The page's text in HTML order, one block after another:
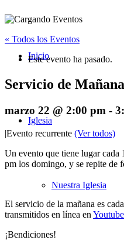
Inicio
Iglesia
Nuestra Iglesia
« Todos los Eventos
Este evento ha pasado.
Servicio de Mañana
marzo 22 @ 2:00 pm -
|Evento recurrente (Ver todos)
Un evento que tiene lugar cada
pm los domingo, y se repite de
El servicio de la mañana es
transmitidos en línea en Youtube
¡Bendiciones!